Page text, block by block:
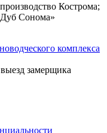
Кострома;
Сонома»
замерщика